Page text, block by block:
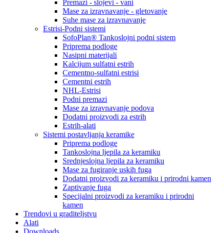
Premazi - slojevi - vani
Mase za izravnavanje - gletovanje
Suhe mase za izravnavanje
Estrisi-Podni sistemi
SofoPlan® Tankoslojni podni sistem
Priprema podloge
Nasipni materijali
Kalcijum sulfatni estrih
Cementno-sulfatni estrisi
Cementni estrih
NHL-Estrisi
Podni premazi
Mase za izravnavanje podova
Dodatni proizvodi za estrih
Estrih-alati
Sistemi postavljanja keramike
Priprema podloge
Tankoslojna ljepila za keramiku
Srednjeslojna ljepila za keramiku
Mase za fugiranje uskih fuga
Dodatni proizvodi za keramiku i prirodni kamen
Zaptivanje fuga
Specijalni proizvodi za keramiku i prirodni
kamen
Trendovi u graditeljstvu
Alati
Downloads